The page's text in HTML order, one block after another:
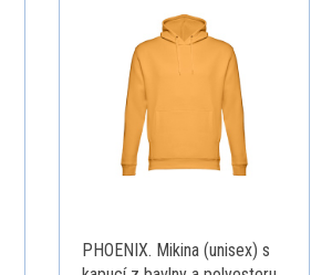
PHOENIX. Mikina (unisex) s